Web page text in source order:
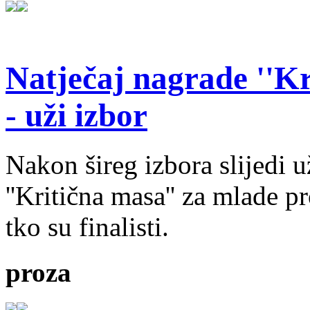
Natječaj nagrade
- uži izbor
Nakon šireg izbora slijedi
''Kritična masa'' za mlade
tko su finalisti.
proza